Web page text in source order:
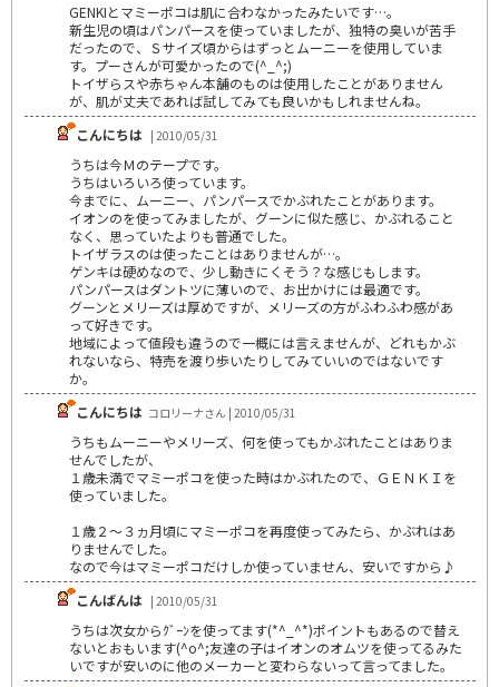
GENKIとマミーポコは肌に合わなかったみたいです…。
新生児の頃はパンパースを使っていましたが、独特の臭いが苦手
だったので、Ｓサイズ頃からはずっとムーニーを使用していま
す。プーさんが可愛かったので(^_^;)
トイザらスや赤ちゃん本舗のものは使用したことがありません
が、肌が丈夫であれば試してみても良いかもしれませんね。
こんにちは | 2010/05/31
うちは今Ｍのテープです。
うちはいろいろ使っています。
今までに、ムーニー、パンパースでかぶれたことがあります。
イオンのを使ってみましたが、グーンに似た感じ、かぶれること
なく、思っていたよりも普通でした。
トイザラスのは使ったことはありませんが…。
ゲンキは硬めなので、少し動きにくそう？な感じもします。
パンパースはダントツに薄いので、お出かけには最適です。
グーンとメリーズは厚めですが、メリーズの方がふわふわ感があ
って好きです。
地域によって値段も違うので一概には言えませんが、どれもかぶ
れないなら、特売を渡り歩いたりしてみていいのではないです
か。
こんにちは コロリーナさん | 2010/05/31
うちもムーニーやメリーズ、何を使ってもかぶれたことはありま
せんでしたが、
１歳未満でマミーポコを使った時はかぶれたので、ＧＥＮＫＩを
使っていました。
１歳２～３ヵ月頃にマミーポコを再度使ってみたら、かぶれはあ
りませんでした。
なので今はマミーポコだけしか使っていません、安いですから♪
こんばんは | 2010/05/31
うちは次女からｸﾞｰﾝを使ってます(*^_^*)ポイントもあるので替え
ないとおもいます(^o^;友達の子はイオンのオムツを使ってるみた
いですが安いのに他のメーカーと変わらないって言ってました。